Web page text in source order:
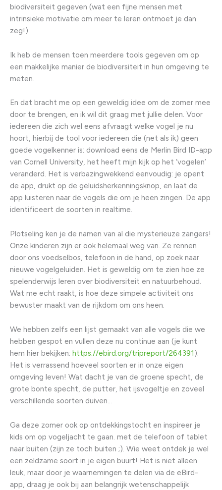
biodiversiteit gegeven (wat een fijne mensen met
intrinsieke motivatie om meer te leren ontmoet je dan
zeg!)
Ik heb de mensen toen meerdere tools gegeven om op
een makkelijke manier de biodiversiteit in hun omgeving te
meten.
En dat bracht me op een geweldig idee om de zomer mee
door te brengen, en ik wil dit graag met jullie delen. Voor
iedereen die zich wel eens afvraagt welke vogel je nu
hoort, hierbij de tool voor iedereen die (net als ik) geen
goede vogelkenner is: download eens de Merlin Bird ID-app
van Cornell University, het heeft mijn kijk op het ‘vogelen’
veranderd. Het is verbazingwekkend eenvoudig: je opent
de app, drukt op de geluidsherkenningsknop, en laat de
app luisteren naar de vogels die om je heen zingen. De app
identificeert de soorten in realtime.
Plotseling ken je de namen van al die mysterieuze zangers!
Onze kinderen zijn er ook helemaal weg van. Ze rennen
door ons voedselbos, telefoon in de hand, op zoek naar
nieuwe vogelgeluiden. Het is geweldig om te zien hoe ze
spelenderwijs leren over biodiversiteit en natuurbehoud.
Wat me echt raakt, is hoe deze simpele activiteit ons
bewuster maakt van de rijkdom om ons heen.
We hebben zelfs een lijst gemaakt van alle vogels die we
hebben gespot en vullen deze nu continue aan (je kunt
hem hier bekijken: https://ebird.org/tripreport/264391).
Het is verrassend hoeveel soorten er in onze eigen
omgeving leven! Wat dacht je van de groene specht, de
grote bonte specht, de putter, het ijsvogeltje en zoveel
verschillende soorten duiven…
Ga deze zomer ook op ontdekkingstocht en inspireer je
kids om op vogeljacht te gaan. met de telefoon of tablet
naar buiten (zijn ze toch buiten ;). Wie weet ontdek je wel
een zeldzame soort in je eigen buurt! Het is niet alleen
leuk, maar door je waarnemingen te delen via de eBird-
app, draag je ook bij aan belangrijk wetenschappelijk